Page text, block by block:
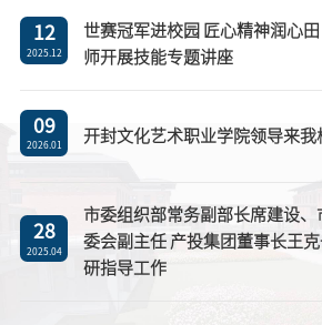
12
2025.12
世赛冠军进校园 匠心精神润心
师开展技能专题讲座
09
2026.01
开封文化艺术职业学院领导来我
28
2025.04
市委组织部常务副部长席建设
委会副主任 产投集团董事长王
研指导工作